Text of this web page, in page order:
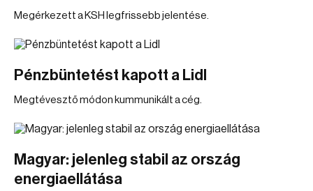
Megérkezett a KSH legfrissebb jelentése.
Pénzbüntetést kapott a Lidl
Megtévesztő módon kummunikált a cég.
Magyar: jelenleg stabil az ország
energiaellátása